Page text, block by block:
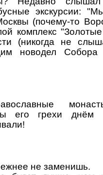
экскурсии:
(почему-то
комплекс
(никогда не
новодел Собора
его грехи
не заменишь.